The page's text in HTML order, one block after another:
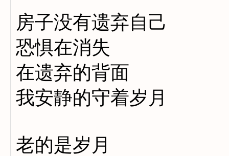
房子没有遗弃自己
恐惧在消失
在遗弃的背面
我安静的守着岁月
老的是岁月